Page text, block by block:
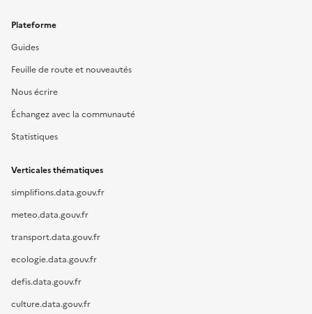
Plateforme
Guides
Feuille de route et nouveautés
Nous écrire
Échangez avec la communauté
Statistiques
Verticales thématiques
simplifions.data.gouv.fr
meteo.data.gouv.fr
transport.data.gouv.fr
ecologie.data.gouv.fr
defis.data.gouv.fr
culture.data.gouv.fr